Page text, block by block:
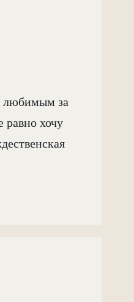
любимым за
равно хочу